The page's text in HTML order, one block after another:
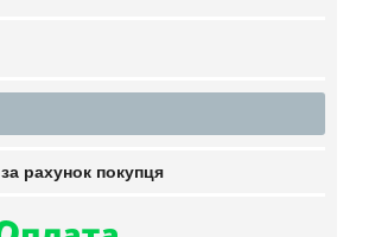
за рахунок покупця